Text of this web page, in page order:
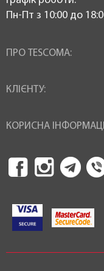
Пн-Пт з 10:00 до
ПРО TESCOMA:
КЛІЄНТУ:
КОРИСНА